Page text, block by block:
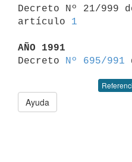
Decreto Nº 21/999
artículo 1
AÑO 1991
Decreto
Nº 695/991
Ayuda